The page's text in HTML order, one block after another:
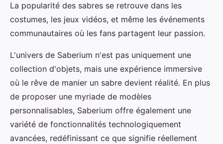
La popularité des sabres se retrouve dans les
costumes, les jeux vidéos, et même les événements
communautaires où les fans partagent leur passion.
L'univers de Saberium n'est pas uniquement une
collection d'objets, mais une expérience immersive
où le rêve de manier un sabre devient réalité. En plus
de proposer une myriade de modèles
personnalisables, Saberium offre également une
variété de fonctionnalités technologiquement
avancées, redéfinissant ce que signifie réellement